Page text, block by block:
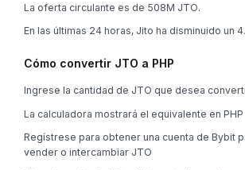
La oferta circulante es de 508M JTO.
En las últimas 24 horas, Jito ha disminuido un
Cómo convertir JTO a PHP
Ingrese la cantidad de JTO que desea
La calculadora mostrará el equivalente en PHP
Regístrese para obtener una cuenta de Bybit
vender o intercambiar JTO